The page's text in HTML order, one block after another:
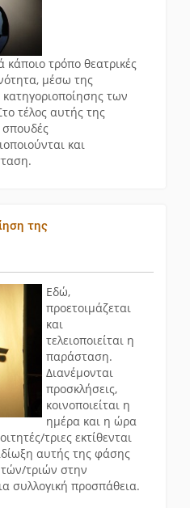
τρόπο θεατρικές
μέσω της
των
τέλος αυτής της
σπουδές
και
της
Εδώ,
προετοιμάζεται
και
τελειοποιείται η
παράσταση.
Διανέμονται
προσκλήσεις,
κοινοποιείται η
ημέρα και η ώρα
τριες εκτίθενται
αυτής της φάσης
τριών στην
συλλογική προσπάθεια.